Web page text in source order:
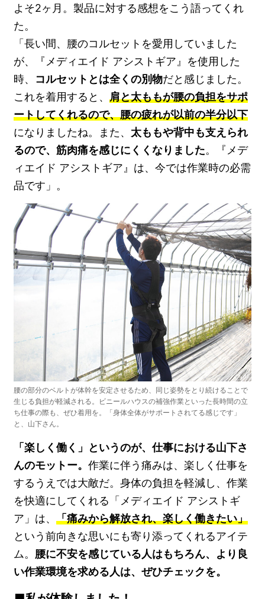
よそ2ヶ月。製品に対する感想をこう語ってくれ
た。
「長い間、腰のコルセットを愛用していました
が、『メディエイド アシストギア』を使用した
時、 コルセットとは全くの別物だと感じました。
これを着用すると、肩と太ももが腰の負担をサポ
ートしてくれるので、腰の疲れが以前の半分以下
になりましたね。また、 太ももや背中も支えられ
るので、筋肉痛を感じにくくなりました。『メデ
ィエイド アシストギア』は、今では作業時の必需
品です」。
腰の部分のベルトが体幹を安定させるため、同じ姿勢をとり続けることで
生じる負担が軽減される。ビニールハウスの補強作業といった長時間の立
ち仕事の際も、ぜひ着用を。「身体全体がサポートされてる感じです」
と、山下さん。
「楽しく働く」というのが、仕事における山下さ
んのモットー。作業に伴う痛みは、楽しく仕事を
するうえでは大敵だ。身体の負担を軽減し、作業
を快適にしてくれる「メディエイド アシストギ
ア」は、「痛みから解放され、楽しく働きたい」
という前向きな思いにも寄り添ってくれるアイテ
ム。 腰に不安を感じている人はもちろん、より良
い作業環境を求める人は、ぜひチェックを。